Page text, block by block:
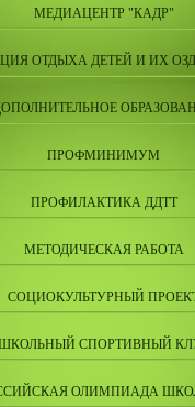
МЕДИАЦЕНТР "КАДР"
ОТДЫХА ДЕТЕЙ И ИХ
ПРОФМИНИМУМ
ПРОФИЛАКТИКА ДДТТ
МЕТОДИЧЕСКАЯ РАБОТА
СОЦИОКУЛЬТУРНЫЙ
СПОРТИВНЫЙ
ОЛИМПИАДА